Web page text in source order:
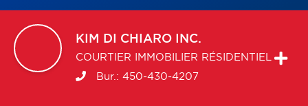
KIM DI CHIARO INC.
COURTIER IMMOBILIER RÉSIDENTIEL
Bur.: 450-430-4207